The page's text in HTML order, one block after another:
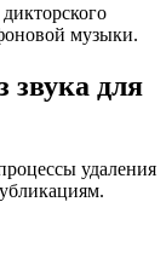
музыки.
звука для
удаления